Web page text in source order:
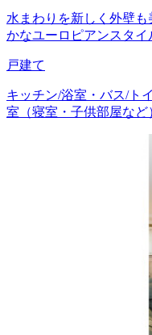
水まわりを新しく外壁
かなユーロピアンスタイ
戸建て
キッチン/浴室・バス/ト
室（寝室・子供部屋な